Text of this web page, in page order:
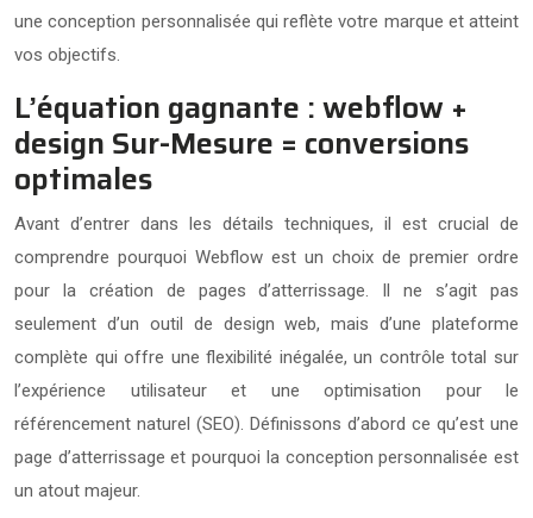
une conception personnalisée qui reflète votre marque et atteint
vos objectifs.
L’équation gagnante : webflow +
design Sur-Mesure = conversions
optimales
Avant d’entrer dans les détails techniques, il est crucial de
comprendre pourquoi Webflow est un choix de premier ordre
pour la création de pages d’atterrissage. Il ne s’agit pas
seulement d’un outil de design web, mais d’une plateforme
complète qui offre une flexibilité inégalée, un contrôle total sur
l’expérience utilisateur et une optimisation pour le
référencement naturel (SEO). Définissons d’abord ce qu’est une
page d’atterrissage et pourquoi la conception personnalisée est
un atout majeur.